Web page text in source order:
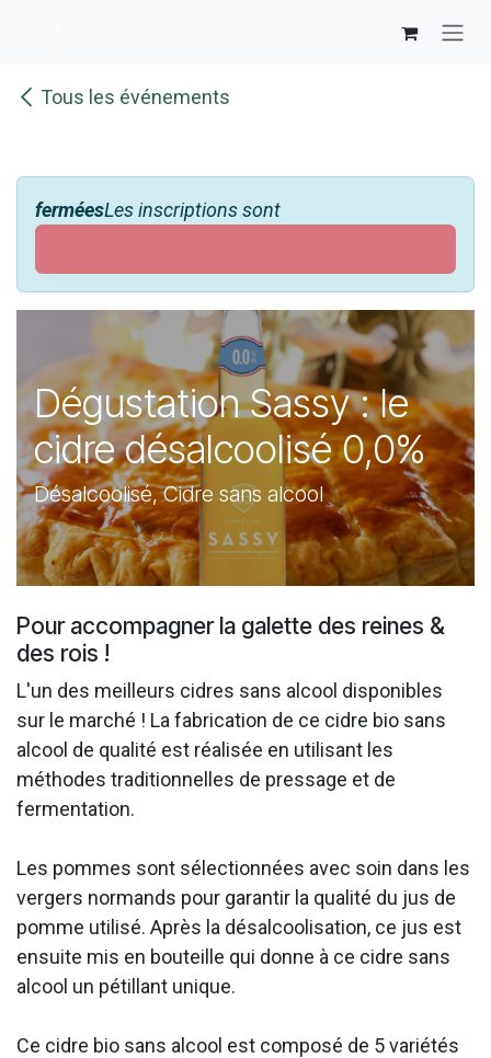
Tous les événements
ferméesLes inscriptions sont
Dégustation Sassy : le
cidre désalcoolisé 0,0%
Désalcoolisé, Cidre sans alcool
Pour accompagner la galette des reines &
des rois !
L'un des meilleurs cidres sans alcool disponibles
sur le marché ! La fabrication de ce cidre bio sans
alcool de qualité est réalisée en utilisant les
méthodes traditionnelles de pressage et de
fermentation.
Les pommes sont sélectionnées avec soin dans les
vergers normands pour garantir la qualité du jus de
pomme utilisé. Après la désalcoolisation, ce jus est
ensuite mis en bouteille qui donne à ce cidre sans
alcool un pétillant unique.
Ce cidre bio sans alcool est composé de 5 variétés